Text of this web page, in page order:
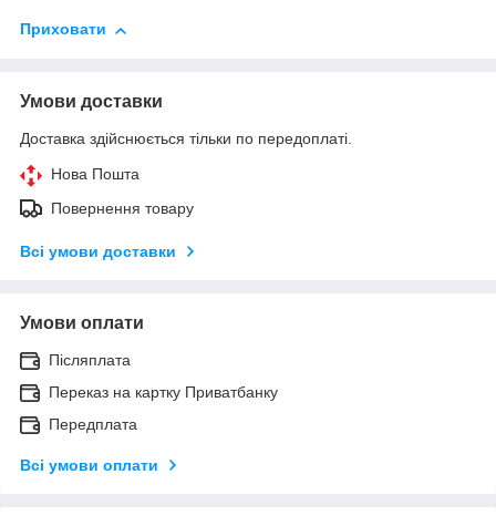
Приховати
Умови доставки
Доставка здійснюється тільки по передоплаті.
Нова Пошта
Повернення товару
Всі умови доставки
Умови оплати
Післяплата
Переказ на картку Приватбанку
Передплата
Всі умови оплати